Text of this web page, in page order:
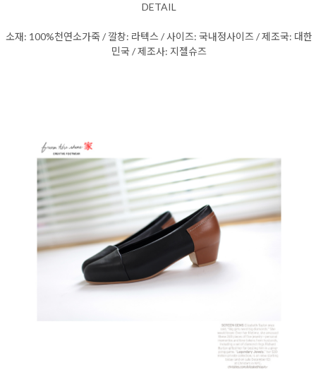
DETAIL
소재: 100%천연소가죽 / 깔창: 라텍스 / 사이즈: 국내정사이즈 / 제조국: 대한
민국 / 제조사: 지젤슈즈